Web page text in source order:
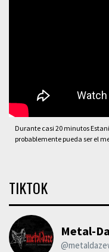
Durante casi 20 minutos
probablemente pueda ser el
TIKTOK
Metal-